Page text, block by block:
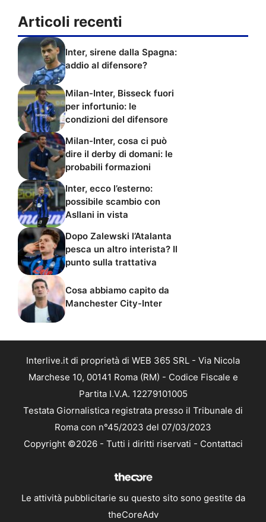
Articoli recenti
Inter, sirene dalla Spagna:
addio al difensore?
Milan-Inter, Bisseck fuori
per infortunio: le
condizioni del difensore
Milan-Inter, cosa ci può
dire il derby di domani: le
probabili formazioni
Inter, ecco l’esterno:
possibile scambio con
Asllani in vista
Dopo Zalewski l’Atalanta
pesca un altro interista? Il
punto sulla trattativa
Cosa abbiamo capito da
Manchester City-Inter
Interlive.it di proprietà di WEB 365 SRL - Via Nicola
Marchese 10, 00141 Roma (RM) - Codice Fiscale e
Partita I.V.A. 12279101005
Testata Giornalistica registrata presso il Tribunale di
Roma con n°45/2023 del 07/03/2023
Copyright ©2026 - Tutti i diritti riservati - Contattaci
Le attività pubblicitarie su questo sito sono gestite da
theCoreAdv